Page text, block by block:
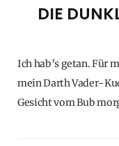
DIE
Ich hab’s getan. Für
mein Darth Vader-
Gesicht vom Bub